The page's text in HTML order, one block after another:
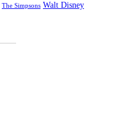
The Simpsons Walt Disney